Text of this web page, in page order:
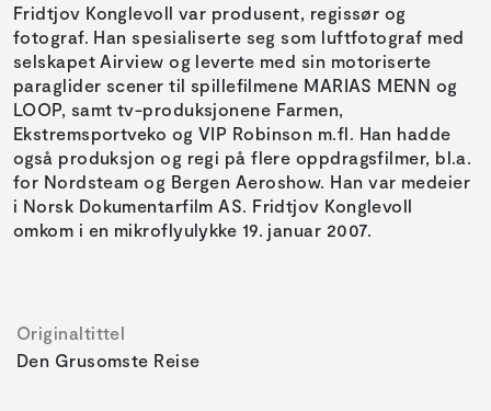
Fridtjov Konglevoll var produsent, regissør og
fotograf. Han spesialiserte seg som luftfotograf med
selskapet Airview og leverte med sin motoriserte
paraglider scener til spillefilmene MARIAS MENN og
LOOP, samt tv-produksjonene Farmen,
Ekstremsportveko og VIP Robinson m.fl. Han hadde
også produksjon og regi på flere oppdragsfilmer, bl.a.
for Nordsteam og Bergen Aeroshow. Han var medeier
i Norsk Dokumentarfilm AS. Fridtjov Konglevoll
omkom i en mikroflyulykke 19. januar 2007.
Originaltittel
Den Grusomste Reise